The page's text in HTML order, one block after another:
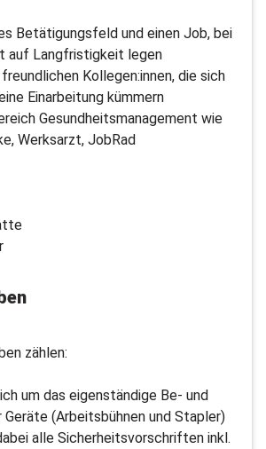
Betätigungsfeld und einen Job, bei
auf Langfristigkeit legen
Kollegen:innen, die sich
Einarbeitung kümmern
Gesundheitsmanagement wie
Werksarzt, JobRad
zählen:
um das eigenständige Be- und
Geräte (Arbeitsbühnen und Stapler)
alle Sicherheitsvorschriften inkl.